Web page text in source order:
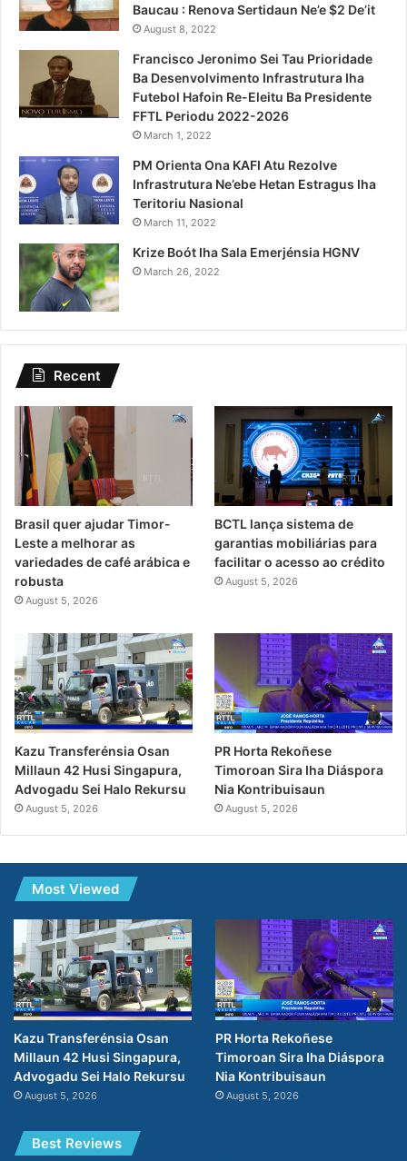
Baucau : Renova Sertidaun Ne’e $2 De’it
August 8, 2022
Francisco Jeronimo Sei Tau Prioridade
Ba Desenvolvimento Infrastrutura Iha
Futebol Hafoin Re-Eleitu Ba Presidente
FFTL Periodu 2022-2026
March 1, 2022
PM Orienta Ona KAFI Atu Rezolve
Infrastrutura Ne’ebe Hetan Estragus Iha
Teritoriu Nasional
March 11, 2022
Krize Boót Iha Sala Emerjénsia HGNV
March 26, 2022
Recent
Brasil quer ajudar Timor-
Leste a melhorar as
variedades de café arábica e
robusta
August 5, 2026
BCTL lança sistema de
garantias mobiliárias para
facilitar o acesso ao crédito
August 5, 2026
Kazu Transferénsia Osan
Millaun 42 Husi Singapura,
Advogadu Sei Halo Rekursu
August 5, 2026
PR Horta Rekoñese
Timoroan Sira Iha Diáspora
Nia Kontribuisaun
August 5, 2026
Most Viewed
Kazu Transferénsia Osan
Millaun 42 Husi Singapura,
Advogadu Sei Halo Rekursu
August 5, 2026
PR Horta Rekoñese
Timoroan Sira Iha Diáspora
Nia Kontribuisaun
August 5, 2026
Best Reviews